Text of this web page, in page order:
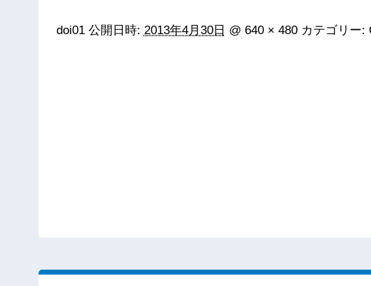
doi01 公開日時: 2013年4月30日 @ 640 × 480カテゴリー: